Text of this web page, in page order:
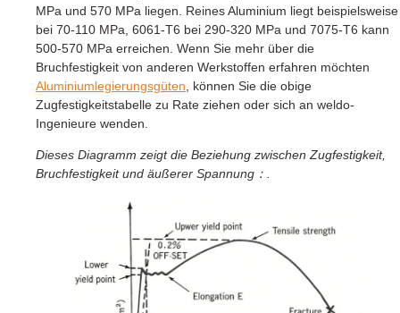
MPa und 570 MPa liegen. Reines Aluminium liegt beispielsweise
bei 70-110 MPa, 6061-T6 bei 290-320 MPa und 7075-T6 kann
500-570 MPa erreichen. Wenn Sie mehr über die
Bruchfestigkeit von anderen Werkstoffen erfahren möchten
Aluminiumlegierungsgüten , können Sie die obige
Zugfestigkeitstabelle zu Rate ziehen oder sich an weldo-
Ingenieure wenden.
Dieses Diagramm zeigt die Beziehung zwischen Zugfestigkeit,
Bruchfestigkeit und äußerer Spannung：.